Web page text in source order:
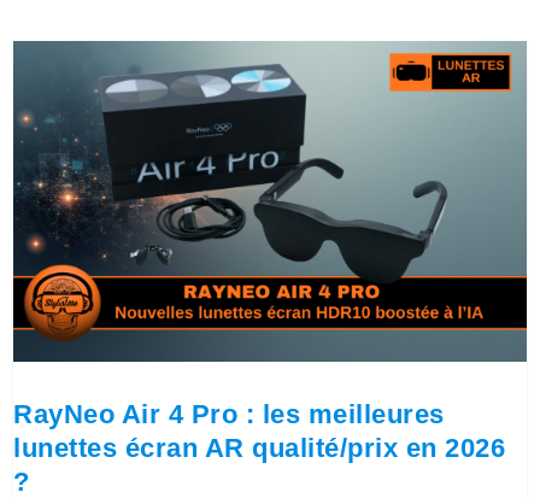
RayNeo Air 4 Pro : les meilleures
lunettes écran AR qualité/prix en 2026
?